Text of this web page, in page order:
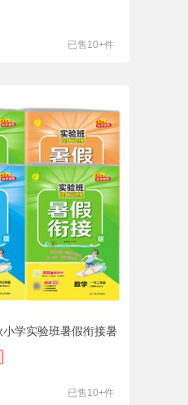
已售10+件
小学实验班暑假衔接暑
已售10+件